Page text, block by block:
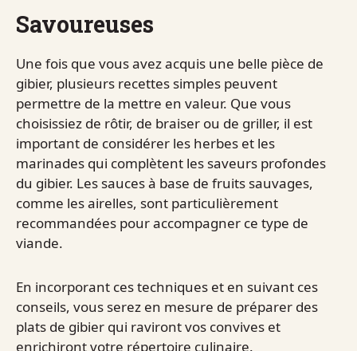
Savoureuses
Une fois que vous avez acquis une belle pièce de
gibier, plusieurs recettes simples peuvent
permettre de la mettre en valeur. Que vous
choisissiez de rôtir, de braiser ou de griller, il est
important de considérer les herbes et les
marinades qui complètent les saveurs profondes
du gibier. Les sauces à base de fruits sauvages,
comme les airelles, sont particulièrement
recommandées pour accompagner ce type de
viande.
En incorporant ces techniques et en suivant ces
conseils, vous serez en mesure de préparer des
plats de gibier qui raviront vos convives et
enrichiront votre répertoire culinaire.